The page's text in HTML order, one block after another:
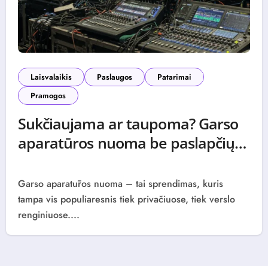
Laisvalaikis Paslaugos
Patarimai
Pramogos
Sukčiaujama ar taupoma? Garso
aparatūros nuoma be paslapčių
Garso aparatūros nuoma – tai sprendimas, kuris
tampa vis populiaresnis tiek privačiuose, tiek verslo
renginiuose....